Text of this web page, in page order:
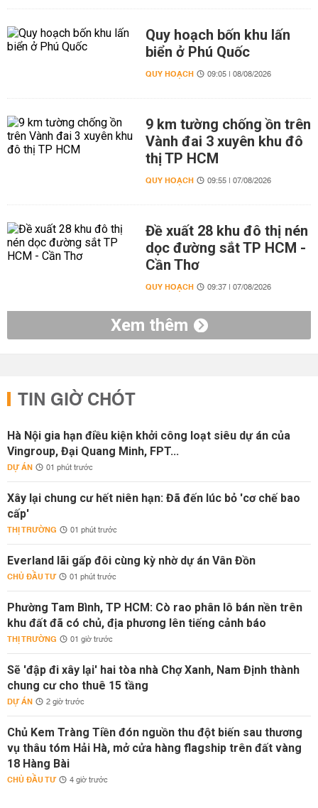
Quy hoạch bốn khu lấn
biển ở Phú Quốc
QUY HOẠCH 09:05 | 08/08/2026
9 km tường chống ồn trên
Vành đai 3 xuyên khu đô
thị TP HCM
QUY HOẠCH 09:55 | 07/08/2026
Đề xuất 28 khu đô thị nén
dọc đường sắt TP HCM -
Cần Thơ
QUY HOẠCH 09:37 | 07/08/2026
Xem thêm
TIN GIỜ CHÓT
Hà Nội gia hạn điều kiện khởi công loạt siêu dự án của
Vingroup, Đại Quang Minh, FPT...
DỰ ÁN 01 phút trước
Xây lại chung cư hết niên hạn: Đã đến lúc bỏ 'cơ chế bao
cấp'
THỊ TRƯỜNG 01 phút trước
Everland lãi gấp đôi cùng kỳ nhờ dự án Vân Đồn
CHỦ ĐẦU TƯ 01 phút trước
Phường Tam Bình, TP HCM: Cò rao phân lô bán nền trên
khu đất đã có chủ, địa phương lên tiếng cảnh báo
THỊ TRƯỜNG 01 giờ trước
Sẽ 'đập đi xây lại' hai tòa nhà Chợ Xanh, Nam Định thành
chung cư cho thuê 15 tầng
DỰ ÁN 2 giờ trước
Chủ Kem Tràng Tiền đón nguồn thu đột biến sau thương
vụ thâu tóm Hải Hà, mở cửa hàng flagship trên đất vàng
18 Hàng Bài
CHỦ ĐẦU TƯ 4 giờ trước